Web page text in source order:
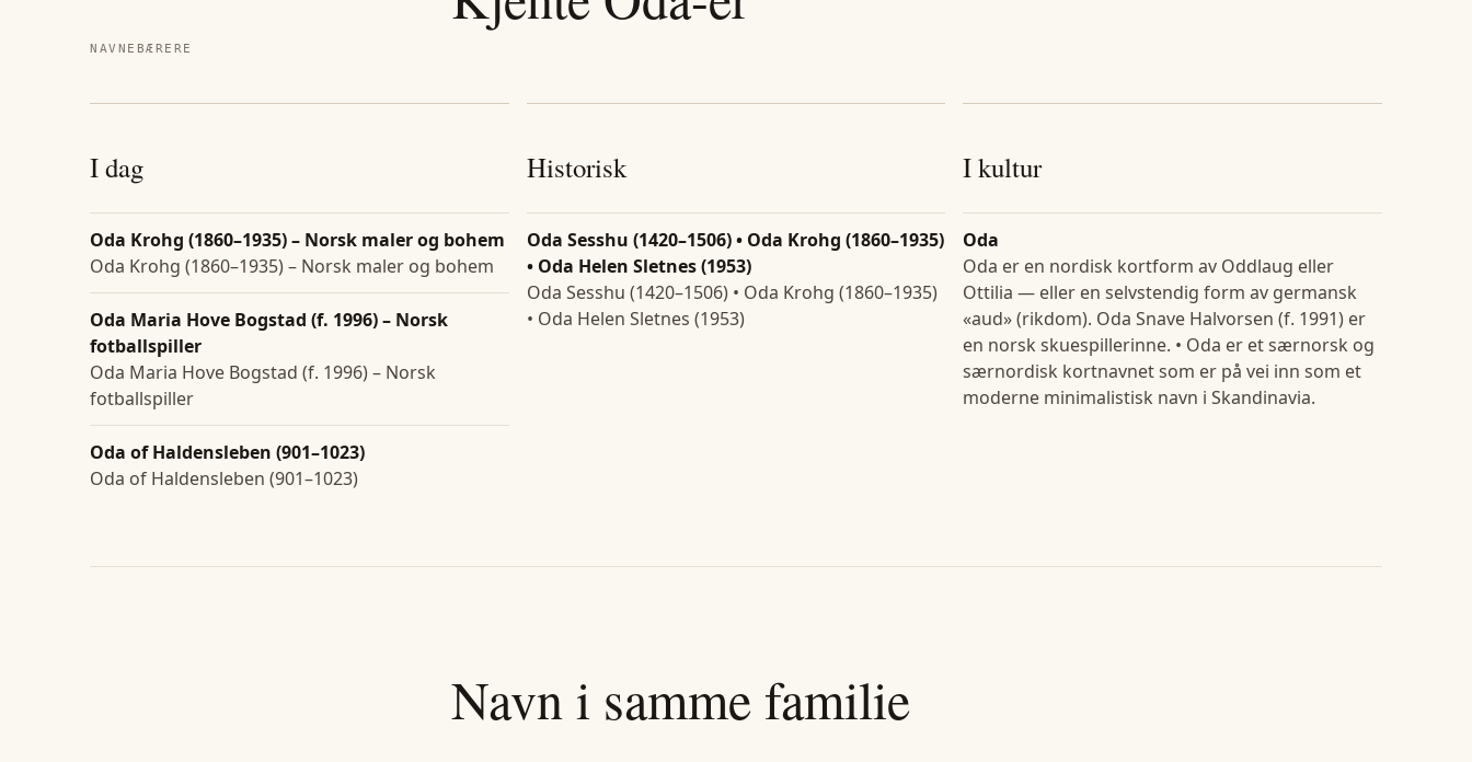
NAVNEBÆRERE
I dag
Oda Krohg (1860–1935) – Norsk maler og bohem
Oda Krohg (1860–1935) – Norsk maler og bohem
Oda Maria Hove Bogstad (f. 1996) – Norsk
fotballspiller
Oda Maria Hove Bogstad (f. 1996) – Norsk
fotballspiller
Oda of Haldensleben (901–1023)
Oda of Haldensleben (901–1023)
Historisk
Oda Sesshu (1420–1506) • Oda Krohg (1860–1935)
• Oda Helen Sletnes (1953)
Oda Sesshu (1420–1506) • Oda Krohg (1860–1935)
• Oda Helen Sletnes (1953)
I kultur
Oda
Oda er en nordisk kortform av Oddlaug eller
Ottilia — eller en selvstendig form av germansk
«aud» (rikdom). Oda Snave Halvorsen (f. 1991) er
en norsk skuespillerinne. • Oda er et særnorsk og
særnordisk kortnavnet som er på vei inn som et
moderne minimalistisk navn i Skandinavia.
Navn i samme familie